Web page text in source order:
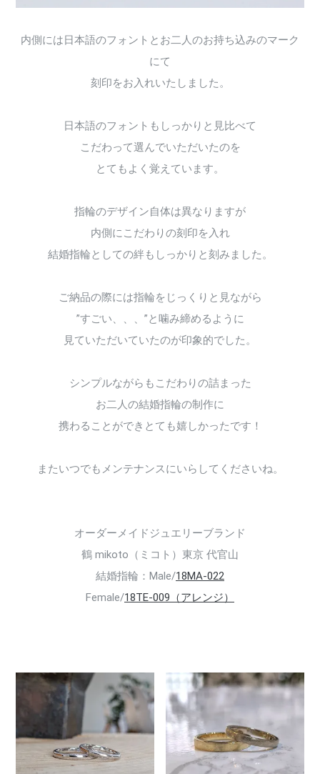
内側には日本語のフォントとお二人のお持ち込みのマーク
にて
刻印をお入れいたしました。
日本語のフォントもしっかりと見比べて
こだわって選んでいただいたのを
とてもよく覚えています。
指輪のデザイン自体は異なりますが
内側にこだわりの刻印を入れ
結婚指輪としての絆もしっかりと刻みました。
ご納品の際には指輪をじっくりと見ながら
”すごい、、、”と噛み締めるように
見ていただいていたのが印象的でした。
シンプルながらもこだわりの詰まった
お二人の結婚指輪の制作に
携わることができとても嬉しかったです！
またいつでもメンテナンスにいらしてくださいね。
オーダーメイドジュエリーブランド
鶴 mikoto（ミコト）東京 代官山
結婚指輪：Male/18MA-022
Female/18TE-009（アレンジ）